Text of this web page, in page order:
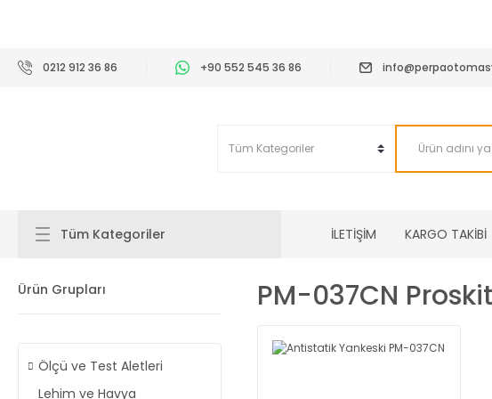
0212 912 36 86 +90 552 545 36 86
Tüm Kategoriler İLETİŞİM KARGO TAKİBİ
Ürün Grupları
Ölçü ve Test Aletleri
Lehim ve Havya
PM-037CN Proskit